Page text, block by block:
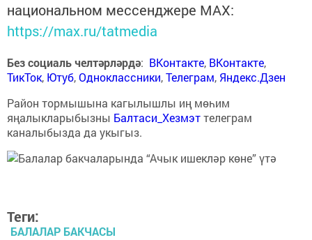
национальном мессенджере MАХ:
https://max.ru/tatmedia
Без социаль челтәрләрдә: ВКонтакте, ВКонтакте,
ТикТок, Ютуб,Одноклассники,Телеграм, Яндекс.Дзен
Район тормышына кагылышлы иң мөһим
яңалыкларыбызны Балтаси_Хезмэттелеграм
каналыбызда да укыгыз.
Теги:
БАЛАЛАР БАКЧАСЫ